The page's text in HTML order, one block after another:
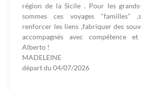
région de la Sicile . Pour les
sommes ces voyages "familles"
renforcer les liens ,fabriquer des
accompagnés avec compétence
Alberto !
MADELEINE
départ du 04/07/2026